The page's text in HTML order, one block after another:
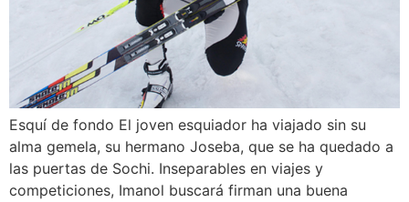
Esquí de fondo El joven esquiador ha viajado sin su
alma gemela, su hermano Joseba, que se ha quedado a
las puertas de Sochi. Inseparables en viajes y
competiciones, Imanol buscará firman una buena